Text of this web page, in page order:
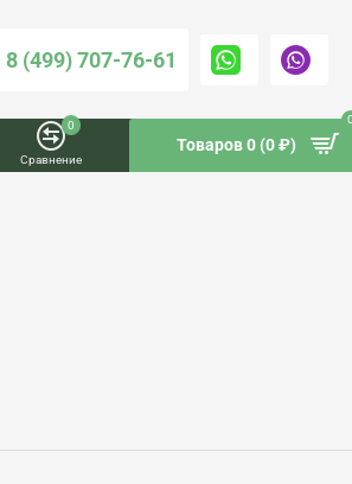
8 (499) 707-76-61
Сравнение
0
Товаров 0 (0 ₽)